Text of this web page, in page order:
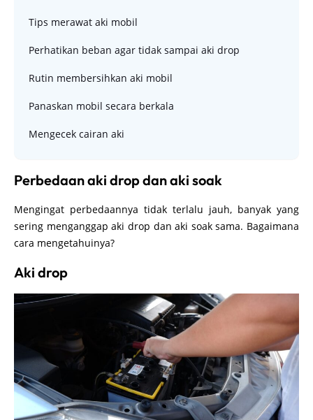
Tips merawat aki mobil
Perhatikan beban agar tidak sampai aki drop
Rutin membersihkan aki mobil
Panaskan mobil secara berkala
Mengecek cairan aki
Perbedaan aki drop dan aki soak
Mengingat perbedaannya tidak terlalu jauh, banyak yang
sering menganggap aki drop dan aki soak sama. Bagaimana
cara mengetahuinya?
Aki drop